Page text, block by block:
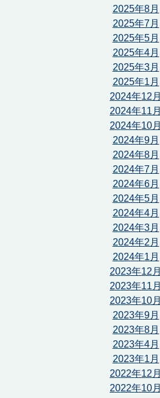
2025年8月
2025年7月
2025年5月
2025年4月
2025年3月
2025年1月
2024年12月
2024年11月
2024年10月
2024年9月
2024年8月
2024年7月
2024年6月
2024年5月
2024年4月
2024年3月
2024年2月
2024年1月
2023年12月
2023年11月
2023年10月
2023年9月
2023年8月
2023年4月
2023年1月
2022年12月
2022年10月